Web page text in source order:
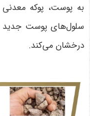
به پوست، پوکه
سلول‌های پوست جدید
درخشان می‌کند.